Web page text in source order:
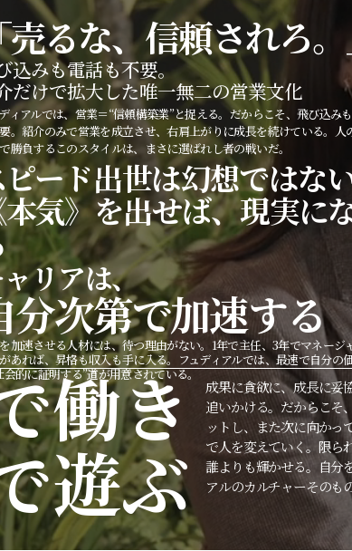
るな、信頼されろ。
込みも電話も不要。
だけで拡大した唯一無二の営業文化
ィアルでは、営業＝“信頼構築業”と捉える。だからこそ、飛び込み
。紹介のみで営業を成立させ、右肩上がりに成長を続けている。人
勝負するこのスタイルは、まさに選ばれし者の戦いだ。
ード出世は幻想ではな
気》を出せば、現実に
リアは、
分次第で加速する
加速させる人材には、待つ理由がない。1年で主任、3年でマネージ
あれば、昇格も収入も手に入る。フュディアルでは、最速で自分の
会的に証明する”道が用意されている。
働き
遊ぶ
成果に貪欲に、成長に妥
追いかける。だからこそ
ットし、また次に向かっ
で人を変えていく。限ら
誰よりも輝かせる。自分
アルのカルチャーそのも